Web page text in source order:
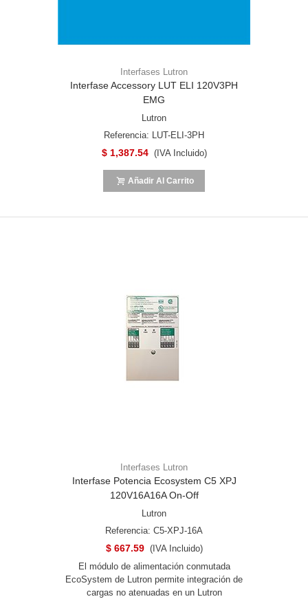
Interfases Lutron
Interfase Accessory LUT ELI 120V3PH
EMG
Lutron
Referencia: LUT-ELI-3PH
$ 1,387.54 (IVA Incluido)
Añadir Al Carrito
Interfases Lutron
Interfase Potencia Ecosystem C5 XPJ
120V16A16A On-Off
Lutron
Referencia: C5-XPJ-16A
$ 667.59 (IVA Incluido)
El módulo de alimentación conmutada
EcoSystem de Lutron permite integración de
cargas no atenuadas en un Lutron